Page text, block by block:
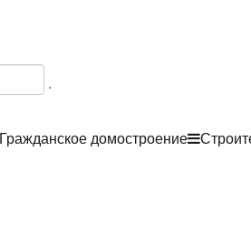
.
Гражданское домостроение